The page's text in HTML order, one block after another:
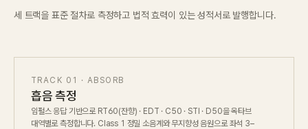
세 트랙을 표준 절차로 측정하고 법적 효력이 있는 성적서로 발행합니다.
TRACK 01 · ABSORB
흡음 측정
임펄스 응답 기반으로 RT60(잔향) · EDT · C50 · STI · D50을 옥타브
대역별로 측정합니다. Class 1 정밀 소음계와 무지향성 음원으로 좌석 3–